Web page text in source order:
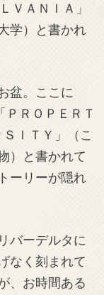
ＶＡＮＩＡ」
学）と書かれ
盆。ここに
ＰＲＯＰＥＲＴ
ＩＴＹ」（こ
）と書かれて
ーリーが隠れ
バーデルタに
なく刻まれて
、お時間ある